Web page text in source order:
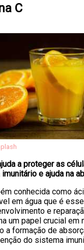
C
a proteger as
e ajuda na
conhecida como
em água que é
e
um papel crucial em
a formação de
do sistema